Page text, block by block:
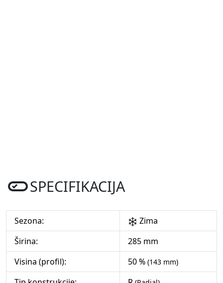
SPECIFIKACIJA
Sezona:
Zima
Širina:
285 mm
Visina (profil):
50 % (143 mm)